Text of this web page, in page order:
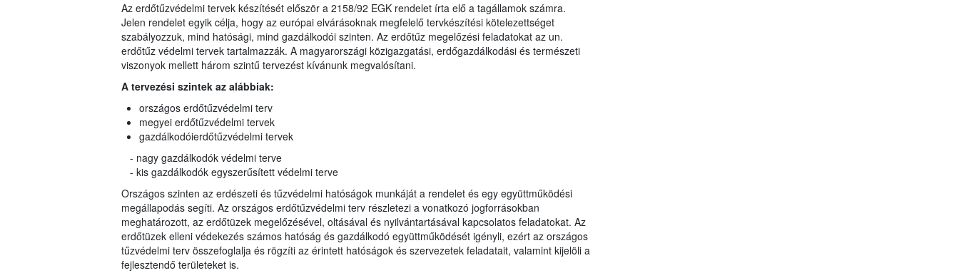
Az erdőtűzvédelmi tervek készítését először a 2158/92 EGK rendelet írta elő a tagállamok számra.
Jelen rendelet egyik célja, hogy az európai elvárásoknak megfelelő tervkészítési kötelezettséget
szabályozzuk, mind hatósági, mind gazdálkodói szinten. Az erdőtűz megelőzési feladatokat az un.
erdőtűz védelmi tervek tartalmazzák. A magyarországi közigazgatási, erdőgazdálkodási és természeti
viszonyok mellett három szintű tervezést kívánunk megvalósítani.
A tervezési szintek az alábbiak:
országos erdőtűzvédelmi terv
megyei erdőtűzvédelmi tervek
gazdálkodóierdőtűzvédelmi tervek
- nagy gazdálkodók védelmi terve
- kis gazdálkodók egyszerűsített védelmi terve
Országos szinten az erdészeti és tűzvédelmi hatóságok munkáját a rendelet és egy együttműködési
megállapodás segíti. Az országos erdőtűzvédelmi terv részletezi a vonatkozó jogforrásokban
meghatározott, az erdőtüzek megelőzésével, oltásával és nyilvántartásával kapcsolatos feladatokat. Az
erdőtüzek elleni védekezés számos hatóság és gazdálkodó együttműködését igényli, ezért az országos
tűzvédelmi terv összefoglalja és rögzíti az érintett hatóságok és szervezetek feladatait, valamint kijelöli a
fejlesztendő területeket is.